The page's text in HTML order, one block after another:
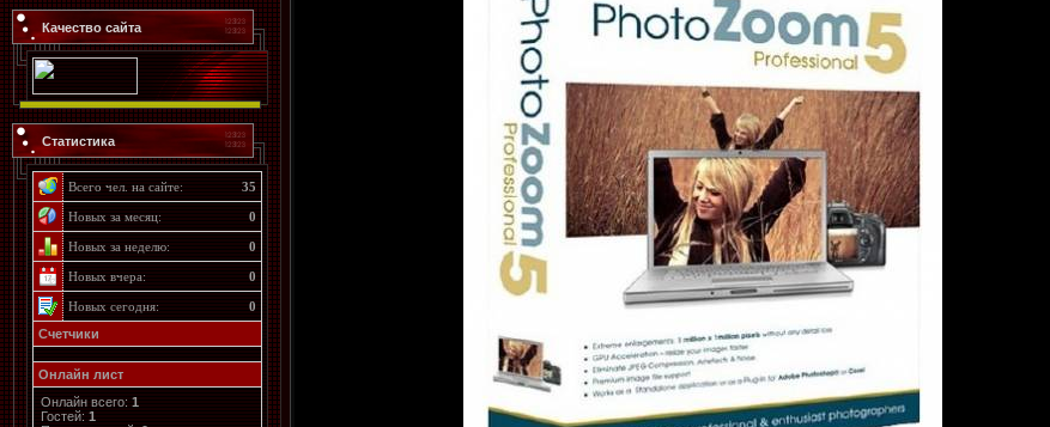
Качество сайта
Статистика
Всего чел. на сайте: 35
Новых за месяц: 0
Новых за неделю: 0
Новых вчера: 0
Новых сегодня:
0
Счетчики
Онлайн лист
Онлайн всего: 1
Гостей: 1